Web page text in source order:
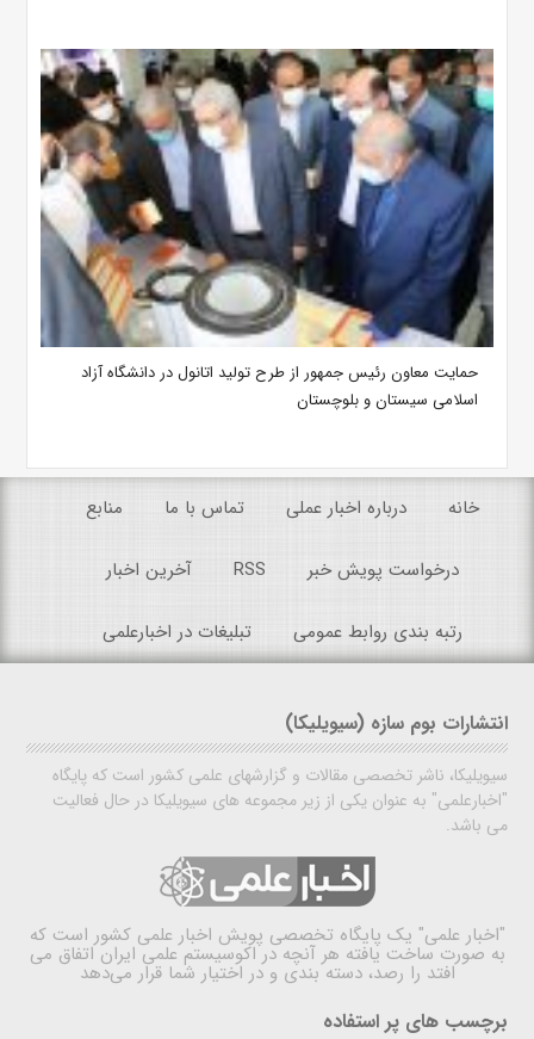
حمایت معاون رئیس جمهور از طرح تولید اتانول در دانشگاه آزاد
اسلامی سیستان ‌و بلوچستان
خانه درباره اخبار عملی تماس با ما منابع
درخواست پویش خبر RSS آخرین اخبار
رتبه بندی روابط عمومی تبلیغات در اخبارعلمی
انتشارات بوم سازه (سیویلیکا)
سیویلیکا، ناشر تخصصی مقالات و گزارشهای علمی کشور است که پایگاه
"اخبارعلمی" به عنوان یکی از زیر مجموعه های سیویلیکا در حال فعالیت
می باشد.
"اخبار علمی" یک پایگاه تخصصی پویش اخبار علمی کشور است که
به صورت ساخت یافته هر آنچه در اکوسیستم علمی ایران اتفاق می
افتد را رصد، دسته بندی و در اختیار شما قرار می‌دهد
برچسب های پر استفاده